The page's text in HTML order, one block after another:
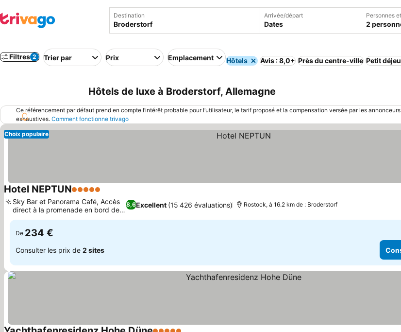
Destination Arrivée/départ
Dates
Personnes
2
Filtres 2 Trier par Prix Emplacement Hôtels Avis : 8,0+ Près du centre-ville Petit
Hôtels de luxe à Broderstorf, Allemagne
Ce référencement par défaut prend en compte l’intérêt probable pour l’utilisateur, le tarif proposé et la compensation versée par les
exhaustives. Comment fonctionne trivago
Choix populaire
Hotel NEPTUN5 Étoiles
8,6Excellent (15 426 évaluations)
Sky Bar et Panorama Café, Accès
direct à la promenade en bord de
mer
Rostock, à 16.2 km de : Broderstorf
De 234 €
Consulter les prix de 2 sites